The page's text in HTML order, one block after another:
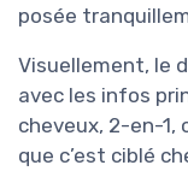
posée
Visuellement, le
avec les infos
cheveux, 2-en-1,
que c’est ciblé